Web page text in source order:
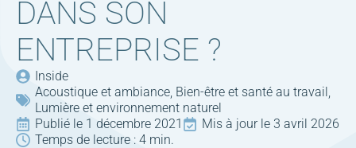
DANS SON
ENTREPRISE ?
Inside
Acoustique et ambiance Bien-être et santé au travail
Lumière et environnement naturel
Publié le 1 décembre 2021 Mis à jour le 3 avril 2026
Temps de lecture : 4 min.